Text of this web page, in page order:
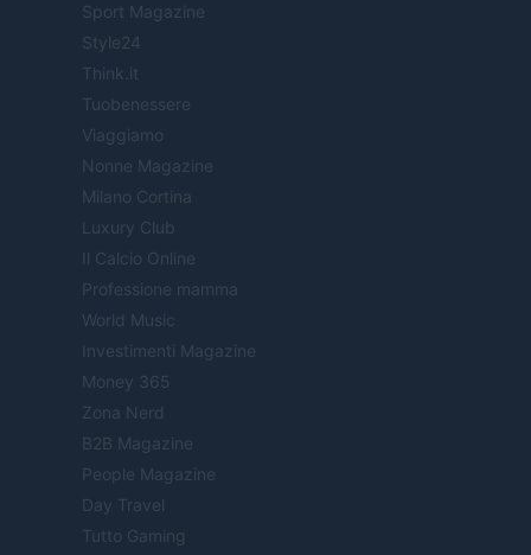
Sport Magazine
Style24
Think.it
Tuobenessere
Viaggiamo
Nonne Magazine
Milano Cortina
Luxury Club
Il Calcio Online
Professione mamma
World Music
Investimenti Magazine
Money 365
Zona Nerd
B2B Magazine
People Magazine
Day Travel
Tutto Gaming